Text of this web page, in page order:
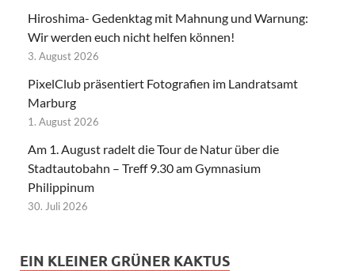
Hiroshima- Gedenktag mit Mahnung und Warnung:
Wir werden euch nicht helfen können!
3. August 2026
PixelClub präsentiert Fotografien im Landratsamt
Marburg
1. August 2026
Am 1. August radelt die Tour de Natur über die
Stadtautobahn – Treff 9.30 am Gymnasium
Philippinum
30. Juli 2026
EIN KLEINER GRÜNER KAKTUS